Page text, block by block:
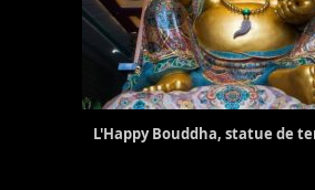
L'Happy Bouddha, statue de